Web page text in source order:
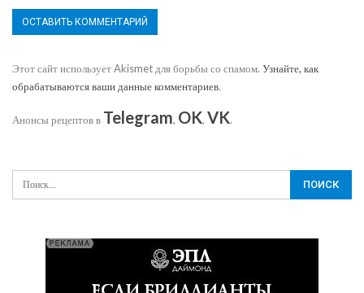
Этот сайт использует Akismet для борьбы со спамом. Узнайте, как
обрабатываются ваши данные комментариев.
Анонсы рецептов в Telegram, OK, VK.